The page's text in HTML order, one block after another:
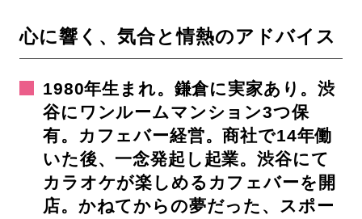
心に響く、気合と情熱のアドバイス
1980年生まれ。鎌倉に実家あり。渋
谷にワンルームマンション3つ保
有。カフェバー経営。商社で14年働
いた後、一念発起し起業。渋谷にて
カラオケが楽しめるカフェバーを開
店。かねてからの夢だった、スポー